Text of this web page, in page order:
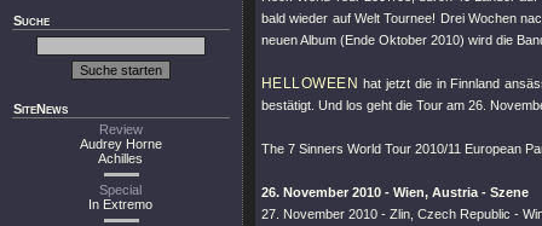
Suche
SiteNews
Review
Audrey Horne
Achilles
Special
In Extremo
bald wieder auf Welt Tournee! Drei Wochen
neuen Album (Ende Oktober 2010) wird die
HELLOWEEN hat jetzt die in Finnland
bestätigt. Und los geht die Tour am 26.
The 7 Sinners World Tour 2010/11 European
26. November 2010 - Wien, Austria - Szene
27. November 2010 - Zlin, Czech Republic -